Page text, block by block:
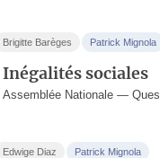
Brigitte Barèges Patrick Mignola
Inégalités sociales
Assemblée Nationale —
Edwige Diaz Patrick Mignola